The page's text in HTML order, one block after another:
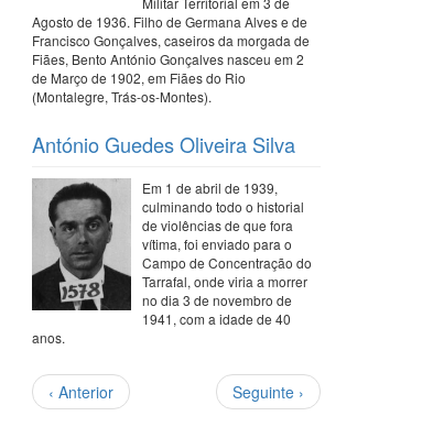
Agosto de 1936. Filho de Germana Alves e de
Francisco Gonçalves, caseiros da morgada de
Fiães, Bento António Gonçalves nasceu em 2
de Março de 1902, em Fiães do Rio
(Montalegre, Trás-os-Montes).
António Guedes Oliveira Silva
Em 1 de abril de 1939,
culminando todo o historial
de violências de que fora
vítima, foi enviado para o
Campo de Concentração do
Tarrafal, onde viria a morrer
no dia 3 de novembro de
1941, com a idade de 40
anos.
Paginação
Página
anterior
‹ Anterior
Próxima
página
Seguinte ›